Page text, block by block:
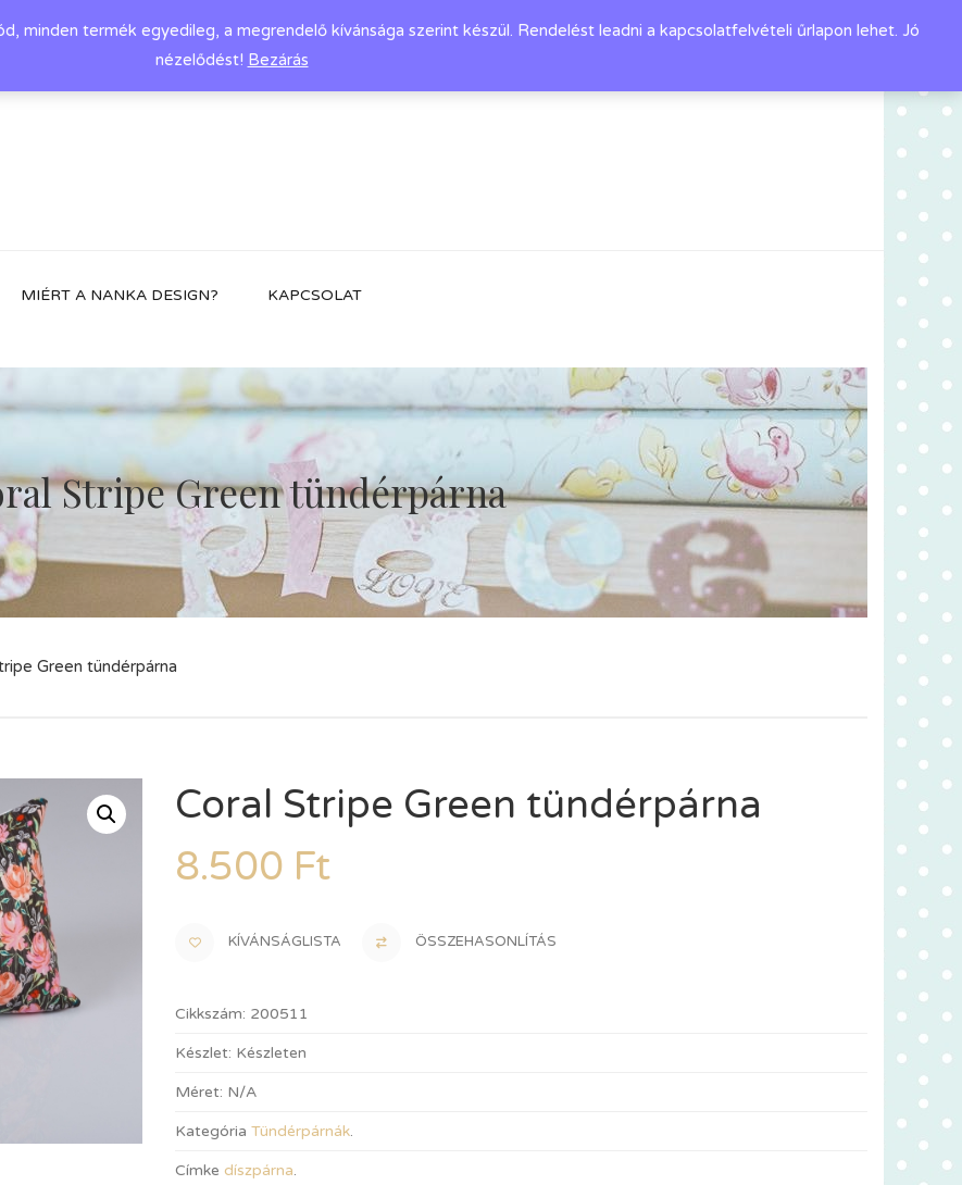
minden termék egyedileg, a megrendelő kívánsága szerint készül. Rendelést leadni a kapcsolatfelvételi űrlapon lehet. Jó
nézelődést! Bezárás
MIÉRT A NANKA DESIGN? KAPCSOLAT
Stripe Green tündérpárna
Green tündérpárna
Coral Stripe Green tündérpárna
8.500 Ft
KÍVÁNSÁGLISTA ÖSSZEHASONLÍTÁS
Cikkszám: 200511
Készlet: Készleten
Méret: N/A
KategóriaTündérpárnák.
Címkedíszpárna.